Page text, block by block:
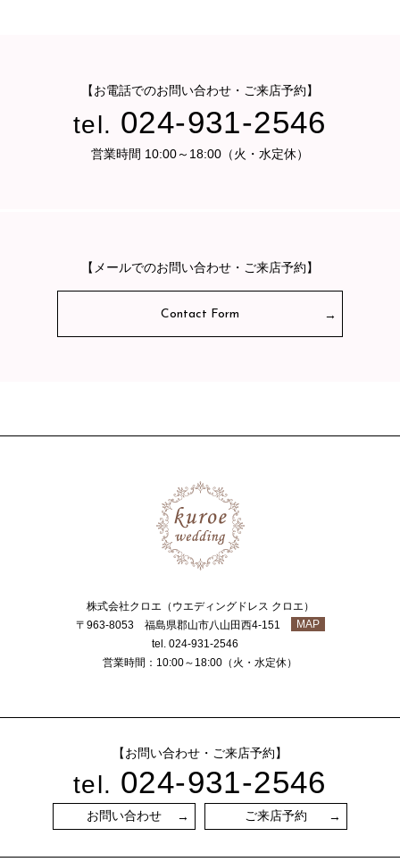
【お電話でのお問い合わせ・ご来店予約】
tel. 024-931-2546
営業時間 10:00～18:00（火・水定休）
【メールでのお問い合わせ・ご来店予約】
Contact Form
株式会社クロエ（ウエディングドレス クロエ）
〒963-8053 福島県郡山市八山田西4-151
MAP
tel. 024-931-2546
営業時間：10:00～18:00（火・水定休）
【お問い合わせ・ご来店予約】
tel. 024-931-2546
お問い合わせ ご来店予約